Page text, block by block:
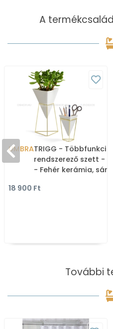
A
UMBRATRIGG - Többfunkciós
rendszerező szett - 2
- Fehér kerámia,
18 900 Ft
További